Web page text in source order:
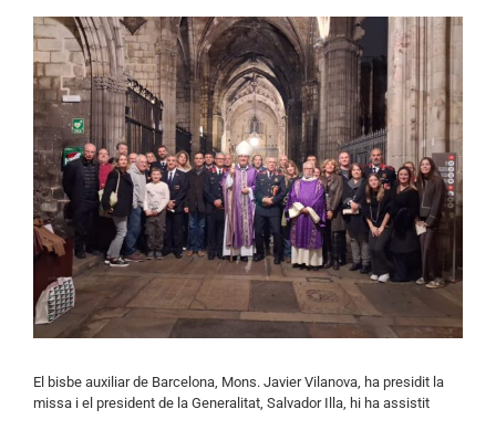
View
Larger
Image
El bisbe auxiliar de Barcelona, Mons. Javier Vilanova, ha presidit la
missa i el president de la Generalitat, Salvador Illa, hi ha assistit